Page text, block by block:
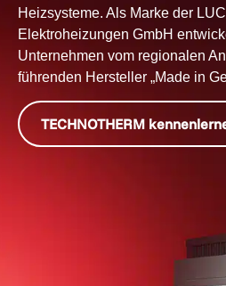
Heizsysteme. Als Marke der
Elektroheizungen GmbH
Unternehmen vom regionalen
führenden Hersteller „Made in
TECHNOTHERM